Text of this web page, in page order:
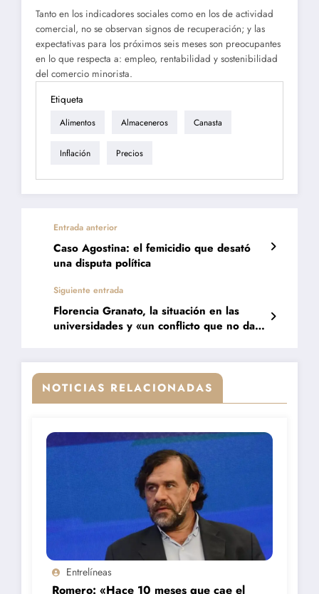
Tanto en los indicadores sociales como en los de actividad
comercial, no se observan signos de recuperación; y las
expectativas para los próximos seis meses son preocupantes
en lo que respecta a: empleo, rentabilidad y sostenibilidad
del comercio minorista.
Etiqueta
Alimentos Almaceneros Canasta
Inflación Precios
Entrada anterior
Caso Agostina: el femicidio que desató
una disputa política
Siguiente entrada
Florencia Granato, la situación en las
universidades y «un conflicto que no da
NOTICIAS RELACIONADAS
Entrelíneas
Romero: «Hace 10 meses que cae el